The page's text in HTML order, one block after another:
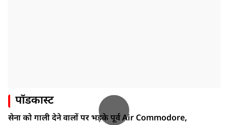
पॉडकास्ट
सेना को गाली देने वालों पर भड़के पूर्व Air Commodore,